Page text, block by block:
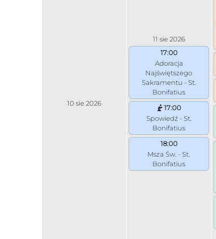
10 sie 2026
11 sie 2026
17:00
Adoracja
Najświętszego
Sakramentu - St.
Bonifatius
17:00
Spowiedź - St.
Bonifatius
18:00
Msza Św. - St.
Bonifatius